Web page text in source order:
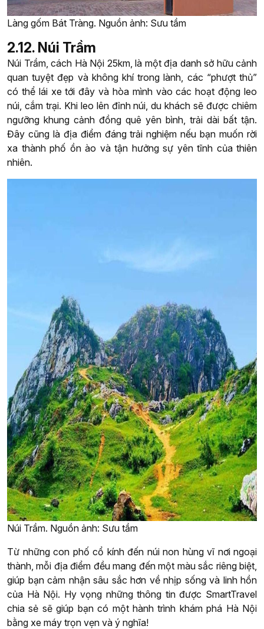
Làng gốm Bát Tràng. Nguồn ảnh: Sưu tầm
2.12. Núi Trầm
Núi Trầm, cách Hà Nội 25km, là một địa danh sở hữu cảnh
quan tuyệt đẹp và không khí trong lành, các “phượt thủ”
có thể lái xe tới đây và hòa mình vào các hoạt động leo
núi, cắm trại. Khi leo lên đỉnh núi, du khách sẽ được chiêm
ngưỡng khung cảnh đồng quê yên bình, trải dài bất tận.
Đây cũng là địa điểm đáng trải nghiệm nếu bạn muốn rời
xa thành phố ồn ào và tận hưởng sự yên tĩnh của thiên
nhiên.
Núi Trầm. Nguồn ảnh: Sưu tầm
Từ những con phố cổ kính đến núi non hùng vĩ nơi ngoại
thành, mỗi địa điểm đều mang đến một màu sắc riêng biệt,
giúp bạn cảm nhận sâu sắc hơn về nhịp sống và linh hồn
của Hà Nội. Hy vọng những thông tin được SmartTravel
chia sẻ sẽ giúp bạn có một hành trình khám phá Hà Nội
bằng xe máy trọn vẹn và ý nghĩa!